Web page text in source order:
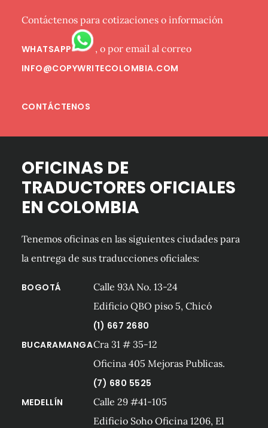
Contáctenos para cotizaciones o información
WHATSAPP
, o por email al correo
INFO@COPYWRITECOLOMBIA.COM
CONTÁCTENOS
OFICINAS DE
TRADUCTORES OFICIALES
EN COLOMBIA
Tenemos oficinas en las siguientes ciudades para
la entrega de sus traducciones oficiales:
BOGOTÁ
Calle 93A No. 13-24
Edificio QBO piso 5, Chicó
(1) 667 2680
BUCARAMANGACra 31 # 35-12
Oficina 405 Mejoras Publicas.
(7) 680 5525
MEDELLÍN
Calle 29 #41-105
Edificio Soho Oficina 1206, El